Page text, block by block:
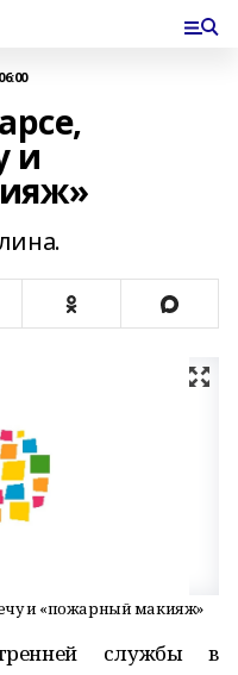
и
и «пожарный макияж»
службы в